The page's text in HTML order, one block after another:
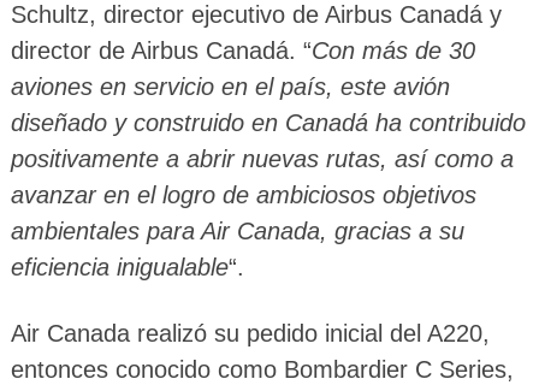
Schultz, director ejecutivo de Airbus Canadá y
director de Airbus Canadá. “Con más de 30
aviones en servicio en el país, este avión
diseñado y construido en Canadá ha contribuido
positivamente a abrir nuevas rutas, así como a
avanzar en el logro de ambiciosos objetivos
ambientales para Air Canada, gracias a su
eficiencia inigualable“.
Air Canada realizó su pedido inicial del A220,
entonces conocido como Bombardier C Series,